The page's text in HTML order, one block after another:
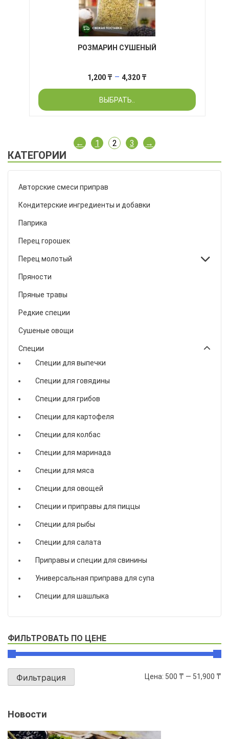
РОЗМАРИН СУШЕНЫЙ
1,200 ₸ – 4,320 ₸
цен:
–
ВЫБРАТЬ..
← 1 2 3 →
КАТЕГОРИИ
Авторские смеси приправ
Кондитерские ингредиенты и добавки
Паприка
Перец горошек
Перец молотый
Пряности
Пряные травы
Редкие специи
Сушеные овощи
Специи
Специи для выпечки
Специи для говядины
Специи для грибов
Специи для картофеля
Специи для колбас
Специи для маринада
Специи для мяса
Специи для овощей
Специи и приправы для пиццы
Специи для рыбы
Специи для салата
Приправы и специи для свинины
Универсальная приправа для супа
Специи для шашлыка
ФИЛЬТРОВАТЬ ПО ЦЕНЕ
Фильтрация Цена: 500 ₸ — 51,900 ₸
Новости